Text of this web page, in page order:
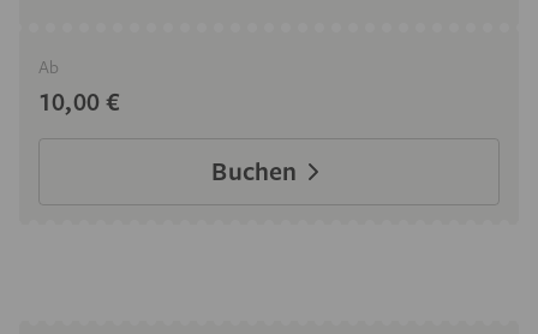
Ab
10,00 €
Buchen